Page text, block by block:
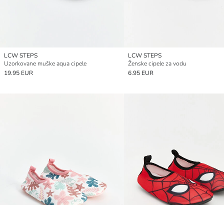
LCW STEPS
Uzorkovane muške aqua cipele
19.95 EUR
LCW STEPS
Ženske cipele za vodu
6.95 EUR